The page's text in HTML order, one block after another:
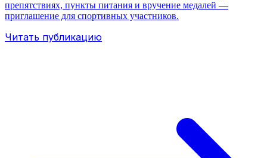
препятствиях, пункты питания и вручение медалей —
приглашение для спортивных участников.
Читать публикацию